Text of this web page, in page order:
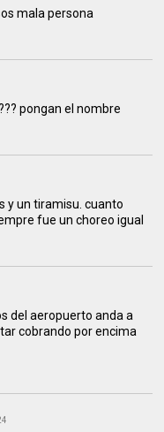
mala persona
pongan el nombre
y un tiramisu. cuanto
fue un choreo igual
del aeropuerto anda a
cobrando por encima